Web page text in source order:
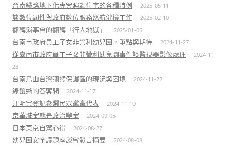
台南鐵路地下化專案照顧住宅的各種特例 2025-05-11
談數位韌性與政府數位服務巡航健檢工作 2025-02-10
翻轉消基會的翻轉「行人地獄」 2025-01-05
台南市政府員工子女非營利幼兒園，爭點與期待 2024-11-27
從臺南市政府員工子女非營利幼兒園事件談監視器影像處理
2024-11-
23
台南烏山台灣彌猴保護區的現況與困境 2024-11-22
綠鬣蜥的答客問 2024-11-17
江明宗登記參選民眾黨黨代表 2024-11-10
京華城案就是政治辦案 2024-09-05
日本東京自駕心得 2024-08-27
幼兒園安全議題座談會發言摘要 2024-08-08